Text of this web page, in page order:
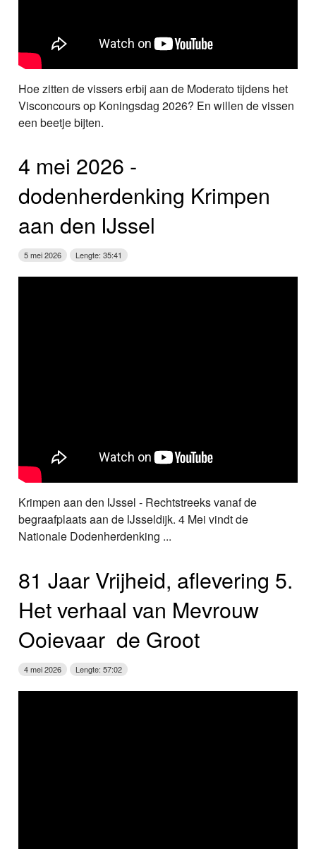
Hoe zitten de vissers erbij aan de Moderato tijdens het
Visconcours op Koningsdag 2026? En willen de vissen
een beetje bijten.
4 mei 2026 ­
dodenherdenking Krimpen
aan den IJssel
5 mei 2026 Lengte: 35:41
Krimpen aan den IJssel - Rechtstreeks vanaf de
begraafplaats aan de IJsseldijk. 4 Mei vindt de
Nationale Dodenherdenking ...
81 Jaar Vrijheid, aflevering 5.
Het verhaal van Mevrouw
Ooievaar ­ de Groot
4 mei 2026 Lengte: 57:02